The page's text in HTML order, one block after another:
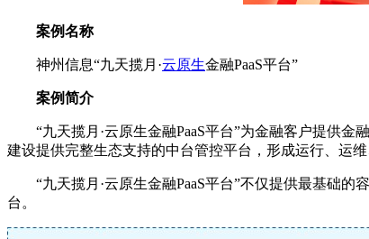
案例名称
神州信息“九天揽月·云原生金融PaaS平台”
案例简介
“九天揽月·云原生金融PaaS平台”为金融客户提供
建设提供完整生态支持的中台管控平台，形成运行、运
“九天揽月·云原生金融PaaS平台”不仅提供最基础
台。